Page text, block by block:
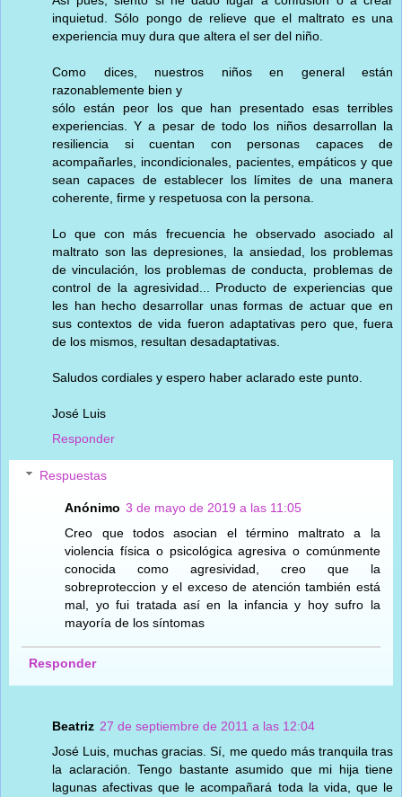
inquietud. Sólo pongo de relieve que el maltrato es una
experiencia muy dura que altera el ser del niño.
Como dices, nuestros niños en general están
razonablemente bien y
sólo están peor los que han presentado esas terribles
experiencias. Y a pesar de todo los niños desarrollan la
resiliencia si cuentan con personas capaces de
acompañarles, incondicionales, pacientes, empáticos y que
sean capaces de establecer los límites de una manera
coherente, firme y respetuosa con la persona.
Lo que con más frecuencia he observado asociado al
maltrato son las depresiones, la ansiedad, los problemas
de vinculación, los problemas de conducta, problemas de
control de la agresividad... Producto de experiencias que
les han hecho desarrollar unas formas de actuar que en
sus contextos de vida fueron adaptativas pero que, fuera
de los mismos, resultan desadaptativas.
Saludos cordiales y espero haber aclarado este punto.
José Luis
Responder
Respuestas
Anónimo 3 de mayo de 2019 a las 11:05
Creo que todos asocian el término maltrato a la
violencia física o psicológica agresiva o comúnmente
conocida como agresividad, creo que la
sobreproteccion y el exceso de atención también está
mal, yo fui tratada así en la infancia y hoy sufro la
mayoría de los síntomas
Responder
Beatriz 27 de septiembre de 2011 a las 12:04
José Luis, muchas gracias. Sí, me quedo más tranquila tras
la aclaración. Tengo bastante asumido que mi hija tiene
lagunas afectivas que le acompañará toda la vida, que le